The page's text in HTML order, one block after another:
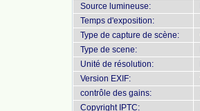
Source lumineuse:
Temps d'exposition:
Type de capture de scène:
Type de scene:
Unité de résolution:
Version EXIF:
contrôle des gains:
Copyright IPTC: